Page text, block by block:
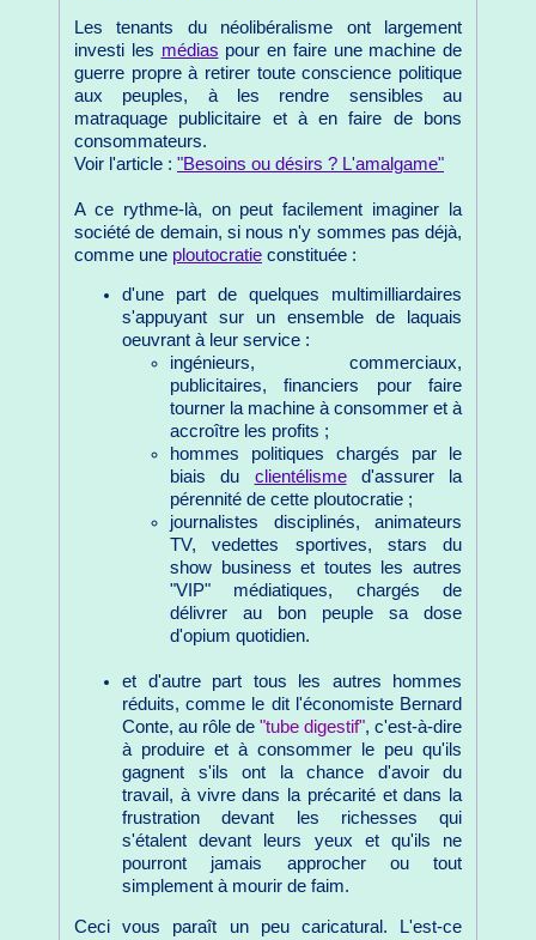
Les tenants du néolibéralisme ont largement
investi les médias pour en faire une machine de
guerre propre à retirer toute conscience politique
aux peuples, à les rendre sensibles au
matraquage publicitaire et à en faire de bons
consommateurs.
Voir l'article : "Besoins ou désirs ? L'amalgame"
A ce rythme-là, on peut facilement imaginer la
société de demain, si nous n'y sommes pas déjà,
comme une ploutocratie constituée :
d'une part de quelques multimilliardaires
s'appuyant sur un ensemble de laquais
oeuvrant à leur service :
ingénieurs, commerciaux,
publicitaires, financiers pour faire
tourner la machine à consommer et à
accroître les profits ;
hommes politiques chargés par le
biais du clientélismed'assurer la
pérennité de cette ploutocratie ;
journalistes disciplinés, animateurs
TV, vedettes sportives, stars du
show business et toutes les autres
"VIP" médiatiques, chargés de
délivrer au bon peuple sa dose
d'opium quotidien.
et d'autre part tous les autres hommes
réduits, comme le dit l'économiste Bernard
Conte, au rôle de "tube digestif", c'est-à-dire
à produire et à consommer le peu qu'ils
gagnent s'ils ont la chance d'avoir du
travail, à vivre dans la précarité et dans la
frustration devant les richesses qui
s'étalent devant leurs yeux et qu'ils ne
pourront jamais approcher ou tout
simplement à mourir de faim.
Ceci vous paraît un peu caricatural. L'est-ce